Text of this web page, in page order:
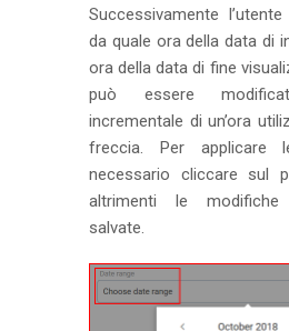
Successivamente
da quale ora della data di
ora della data di fine
può essere
incrementale di un’ora
freccia. Per applicare
necessario cliccare sul
altrimenti le
salvate.